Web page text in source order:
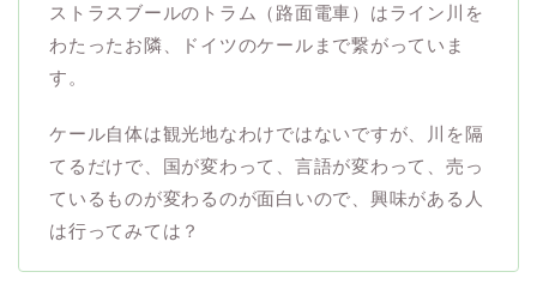
ストラスブールのトラム（路面電車）はライン川を
わたったお隣、ドイツのケールまで繋がっていま
す。
ケール自体は観光地なわけではないですが、川を隔
てるだけで、国が変わって、言語が変わって、売っ
ているものが変わるのが面白いので、興味がある人
は行ってみては？